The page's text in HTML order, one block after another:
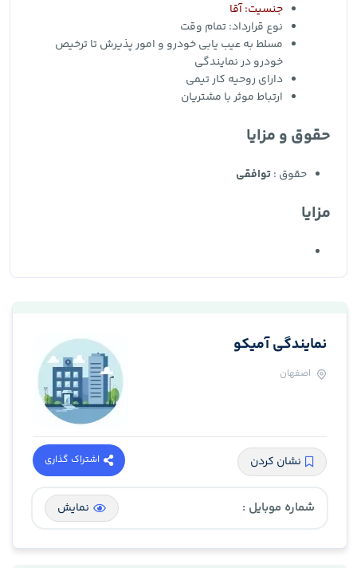
جنسیت: آقا
نوع قرارداد:تمام وقت
مسلط به عیب یابی خودرو و امور پذیرش تا ترخیص
خودرو در نمایندگی
دارای روحیه کار تیمی
ارتباط موثر با مشتریان
حقوق و مزایا
حقوق :توافقی
مزایا
نمایندگی آمیکو
اصفهان
نشان کردن اشتراک گذاری
شماره موبایل : نمایش